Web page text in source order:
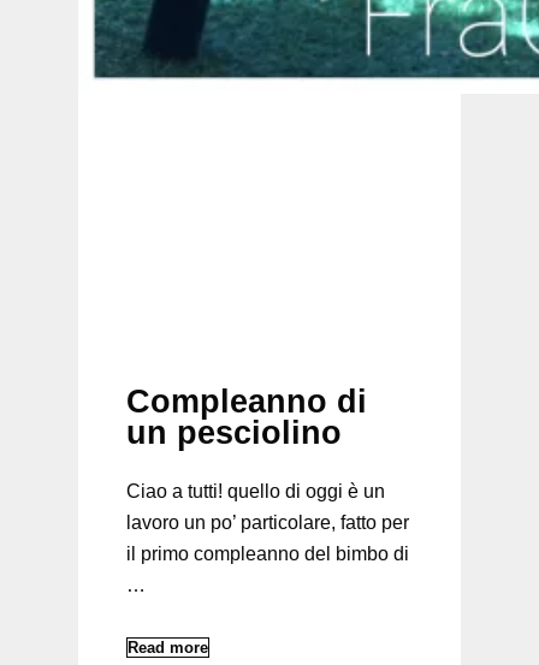
Compleanno di
un pesciolino
Ciao a tutti! quello di oggi è un
lavoro un po’ particolare, fatto per
il primo compleanno del bimbo di
…
Read more